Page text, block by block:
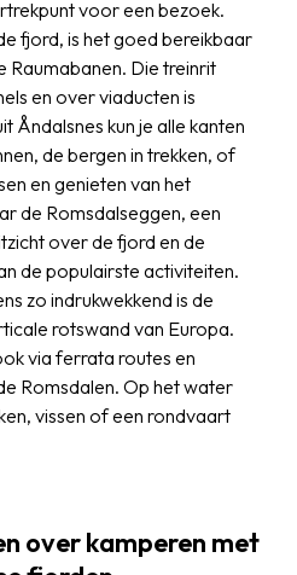
voor een bezoek.
fjord, is het goed bereikbaar
Raumabanen. Die treinrit
en over viaducten is
Åndalsnes kun je alle kanten
de bergen in trekken, of
en genieten van het
de Romsdalseggen, een
over de fjord en de
de populairste activiteiten.
zo indrukwekkend is de
rotswand van Europa.
via ferrata routes en
Romsdalen. Op het water
vissen of een rondvaart
over kamperen met